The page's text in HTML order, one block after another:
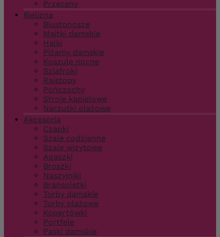
Przeceny
Bielizna
Biustonosze
Majtki damskie
Halki
Piżamy damskie
Koszule nocne
Szlafroki
Rajstopy
Pończochy
Stroje kąpielowe
Narzutki plażowe
Akcesoria
Czapki
Szale codzienne
Szale wizytowe
Apaszki
Broszki
Naszyjniki
Bransoletki
Torby damskie
Torby plażowe
Kopertówki
Portfele
Paski damskie